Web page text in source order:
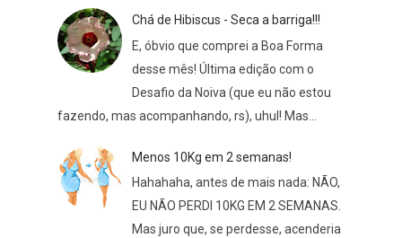
Chá de Hibiscus - Seca a barriga!!!
E, óbvio que comprei a Boa Forma
desse mês! Última edição com o
Desafio da Noiva (que eu não estou
fazendo, mas acompanhando, rs), uhul! Mas...
Menos 10Kg em 2 semanas!
Hahahaha, antes de mais nada: NÃO,
EU NÃO PERDI 10KG EM 2 SEMANAS.
Mas juro que, se perdesse, acenderia